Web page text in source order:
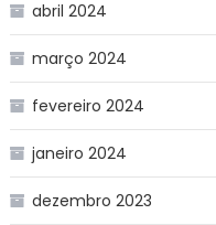
abril 2024
março 2024
fevereiro 2024
janeiro 2024
dezembro 2023